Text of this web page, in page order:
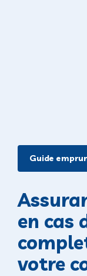
Guide
en cas
votre